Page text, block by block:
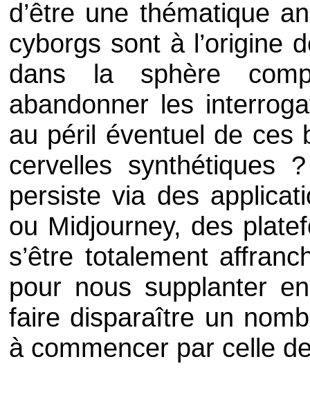
d’être une thématique
cyborgs sont à l’origine
dans la sphère
abandonner les
au péril éventuel de ces
cervelles synthétiques
persiste via des
ou Midjourney, des
s’être totalement
pour nous supplanter
faire disparaître un
à commencer par celle